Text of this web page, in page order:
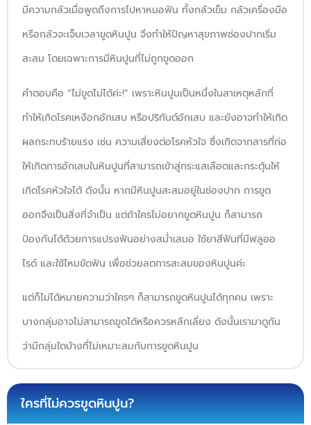
มีความกลัวเมื่อพูดถึงการไปหาหมอฟัน ทั้งกลัวเข็ม กลัวเครื่องมือ
หรือกลัวจะเจ็บเวลาขูดหินปูน จึงทำให้ปัญหาสุขภาพช่องปากเริ่ม
สะสม โดยเฉพาะการมีหินปูนที่ไม่ถูกขูดออก
คำตอบคือ “ไม่ขูดไม่ได้ค่ะ!” เพราะหินปูนเป็นหนึ่งในสาเหตุหลักที่
ทำให้เกิดโรคเหงือกอักเสบ หรือปริทันต์อักเสบ และยังอาจทำให้เกิด
ผลกระทบร้ายแรง เช่น ความเสี่ยงต่อโรคหัวใจ ซึ่งเกิดจากสารที่ก่อ
ให้เกิดการอักเสบในหินปูนที่สามารถเข้าสู่กระแสเลือดและกระตุ้นให้
เกิดโรคหัวใจได้ ดังนั้น หากมีหินปูนสะสมอยู่ในช่องปาก การขูด
ออกจึงเป็นสิ่งที่จำเป็น แต่ถ้าใครไม่อยากขูดหินปูน ก็สามารถ
ป้องกันได้ด้วยการแปรงฟันอย่างสม่ำเสมอ ใช้ยาสีฟันที่มีฟลูออ
ไรด์ และใช้ไหมขัดฟัน เพื่อช่วยลดการสะสมของหินปูนค่ะ
แต่ก็ไม่ได้หมายความว่าใครๆ ก็สามารถขูดหินปูนได้ทุกคน เพราะ
บางกลุ่มอาจไม่สามารถขูดได้หรือควรหลีกเลี่ยง ดังนั้นเรามาดูกัน
ว่ามีกลุ่มใดบ้างที่ไม่เหมาะสมกับการขูดหินปูน
ใครที่ไม่ควรขูดหินปูน?